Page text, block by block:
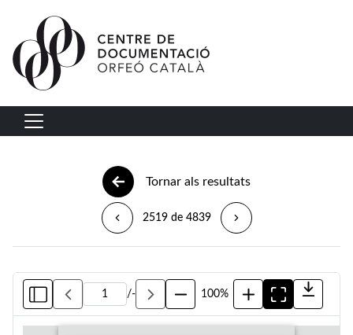
Vés al contingut
Navegació principal
Tornar als resultats
2519 de 4839
/- 100%